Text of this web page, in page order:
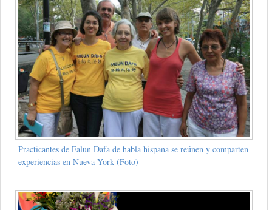
Practicantes de Falun Dafa de habla hispana se reúnen y comparten
experiencias en Nueva York (Foto)